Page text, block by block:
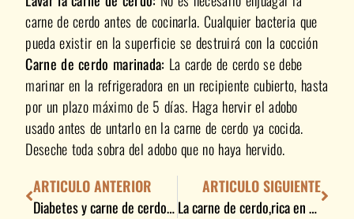
carne de cerdo antes de cocinarla. Cualquier bacteria que
pueda existir en la superficie se destruirá con la cocción
Carne de cerdo marinada: La carde de cerdo se debe
marinar en la refrigeradora en un recipiente cubierto, hasta
por un plazo máximo de 5 días. Haga hervir el adobo
usado antes de untarlo en la carne de cerdo ya cocida.
Deseche toda sobra del adobo que no haya hervido.
ARTICULO ANTERIOR
Diabetes y carne de cerdo beneficios para la salud
ARTICULO SIGUIENTE
La carne de cerdo,rica en proteínas,fortalece el sistema inmunitario